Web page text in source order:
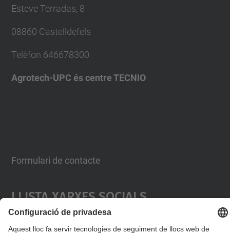
Esteve Terradas, 8
08860 Castelldefels
Telèfon 646678300
Agrotech-UPC és centre TECNIO
Formulari de contacte
Llista Xarxes Socials